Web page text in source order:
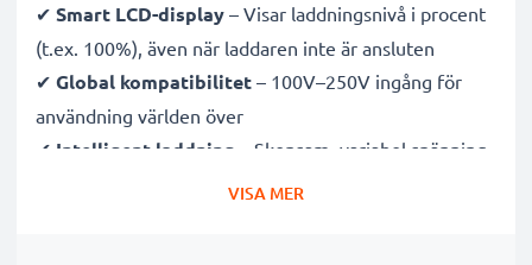
✔ Smart LCD-display – Visar laddningsnivå i procent
(t.ex. 100%), även när laddaren inte är ansluten
✔ Global kompatibilitet – 100V–250V ingång för
användning världen över
✔ Intelligent laddning – Skonsam, variabel spänning
förlänger batteriets livslängd
VISA MER